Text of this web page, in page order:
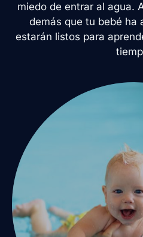
miedo de entrar al agua.
demás que tu bebé ha
estarán listos para